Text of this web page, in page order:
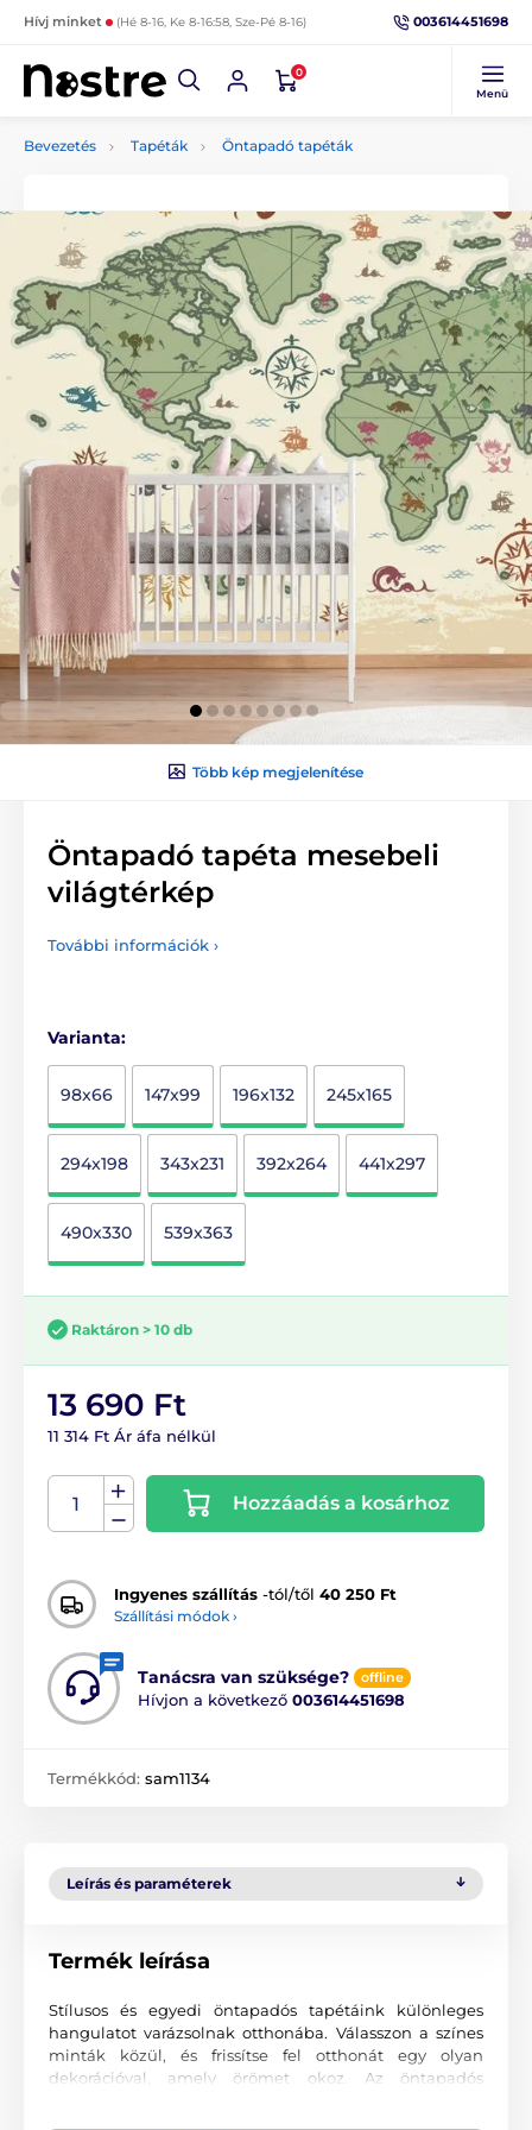
Hívj minket (Hé 8-16, Ke 8-16:58, Sze-Pé 8-16) 003614451698
0
Menü
Bevezetés Tapéták Öntapadó tapéták
Több kép megjelenítése
Öntapadó tapéta mesebeli
világtérkép
További információk ›
Varianta:
98x66 147x99 196x132 245x165
294x198 343x231 392x264 441x297
490x330 539x363
Raktáron > 10 db
13 690 Ft
11 314 Ft Ár áfa nélkül
Hozzáadás a kosárhoz
Ingyenes szállítás -tól/től 40 250 Ft
Szállítási módok ›
Tanácsra van szüksége? offline
Hívjon a következő 003614451698
Termékkód: sam1134
Leírás és paraméterek
Termék leírása
Stílusos és egyedi öntapadós tapétáink különleges
hangulatot varázsolnak otthonába. Válasszon a színes
minták közül, és frissítse fel otthonát egy olyan
dekorációval, amely örömet okoz. Az öntapadós